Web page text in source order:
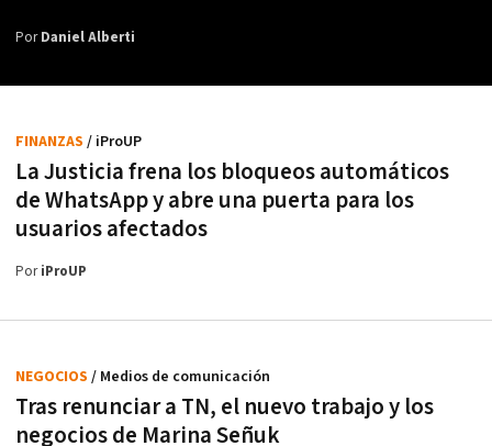
PorDaniel Alberti
La Justicia frena los bloqueos automáticos
de WhatsApp y abre una puerta para los
usuarios afectados
FINANZAS / iProUP
PoriProUP
Tras renunciar a TN, el nuevo trabajo y los
negocios de Marina Señuk
NEGOCIOS / Medios de comunicación